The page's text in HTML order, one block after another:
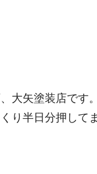
大矢塗装店です。
り半日分押して